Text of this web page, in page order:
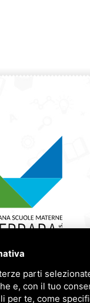
parti
e, con il tuo
per te, come